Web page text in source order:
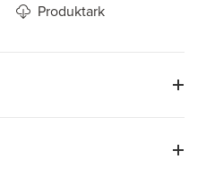
Produktark